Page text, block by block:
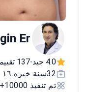
Er
4.0 جيد •137 تقييمات
32سنة خبره ١٦ سنة
تم تنفيذ 10000+ علاجات